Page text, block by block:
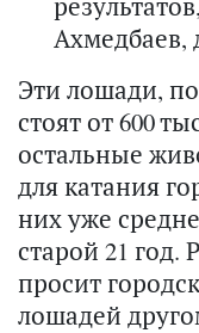
Ахмедбаев,
Эти лошади,
стоят от 600
остальные
для катания
них уже
старой 21 год.
просит
лошадей